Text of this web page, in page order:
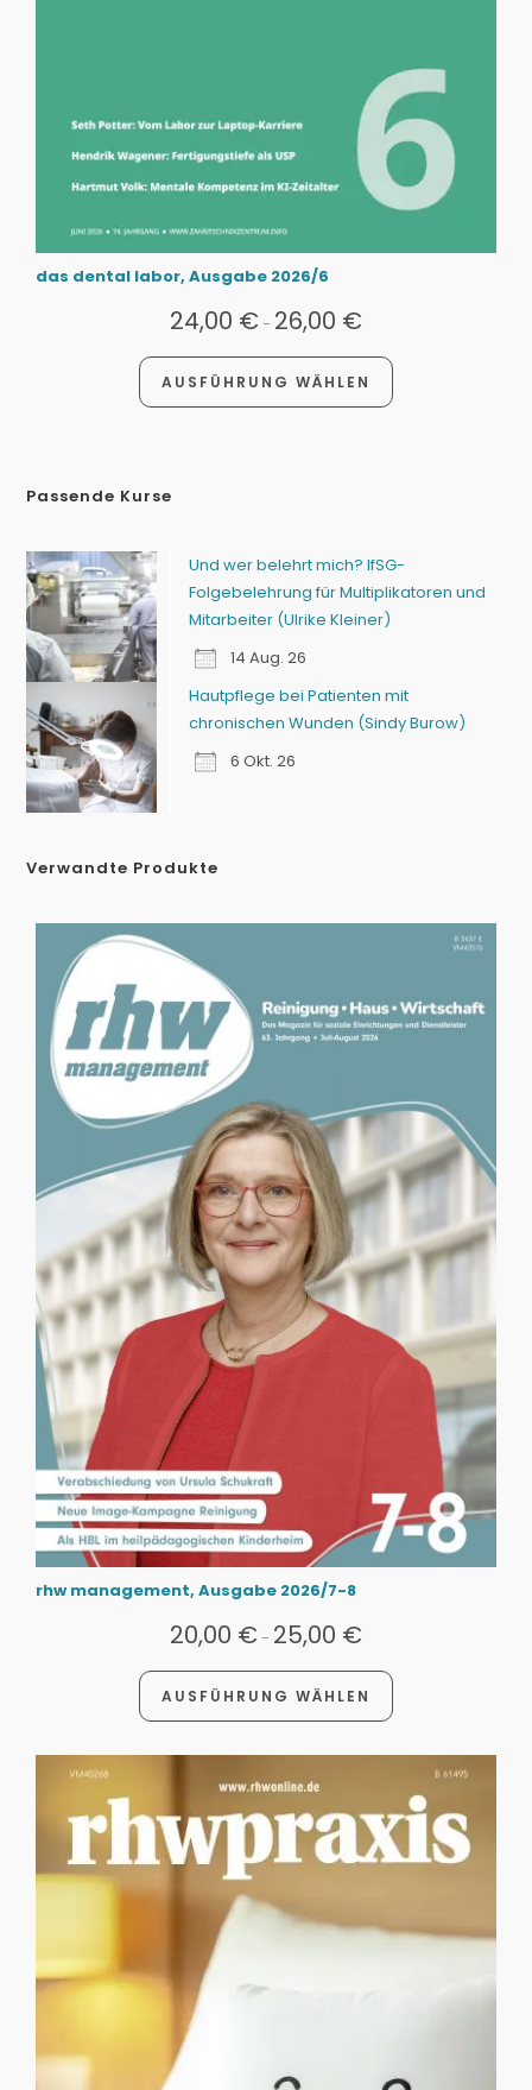
das dental labor, Ausgabe 2026/6
24,00 €- 26,00 €
AUSFÜHRUNG WÄHLEN
Passende Kurse
Und wer belehrt mich? IfSG-
Folgebelehrung für Multiplikatoren und
Mitarbeiter (Ulrike Kleiner)
14 Aug. 26
Hautpflege bei Patienten mit
chronischen Wunden (Sindy Burow)
6 Okt. 26
Verwandte Produkte
rhw management, Ausgabe 2026/7-8
20,00 €- 25,00 €
AUSFÜHRUNG WÄHLEN